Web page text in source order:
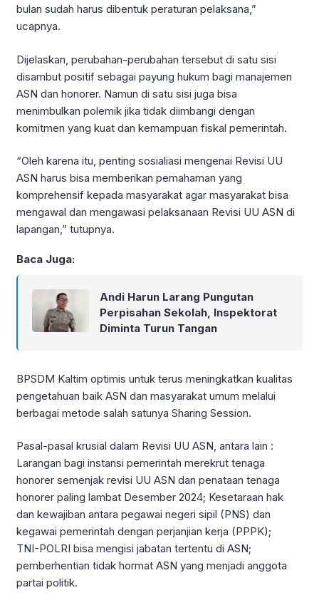
bulan sudah harus dibentuk peraturan pelaksana,”
ucapnya.
Dijelaskan, perubahan-perubahan tersebut di satu sisi
disambut positif sebagai payung hukum bagi manajemen
ASN dan honorer. Namun di satu sisi juga bisa
menimbulkan polemik jika tidak diimbangi dengan
komitmen yang kuat dan kemampuan fiskal pemerintah.
“Oleh karena itu, penting sosialiasi mengenai Revisi UU
ASN harus bisa memberikan pemahaman yang
komprehensif kepada masyarakat agar masyarakat bisa
mengawal dan mengawasi pelaksanaan Revisi UU ASN di
lapangan,” tutupnya.
Baca Juga:
Andi Harun Larang Pungutan
Perpisahan Sekolah, Inspektorat
Diminta Turun Tangan
BPSDM Kaltim optimis untuk terus meningkatkan kualitas
pengetahuan baik ASN dan masyarakat umum melalui
berbagai metode salah satunya Sharing Session.
Pasal-pasal krusial dalam Revisi UU ASN, antara lain :
Larangan bagi instansi pemerintah merekrut tenaga
honorer semenjak revisi UU ASN dan penataan tenaga
honorer paling lambat Desember 2024; Kesetaraan hak
dan kewajiban antara pegawai negeri sipil (PNS) dan
kegawai pemerintah dengan perjanjian kerja (PPPK);
TNI-POLRI bisa mengisi jabatan tertentu di ASN;
pemberhentian tidak hormat ASN yang menjadi anggota
partai politik.